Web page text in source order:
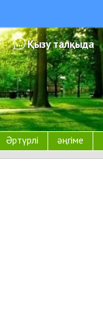
Қызу талқыда
Әртүрлі әңгіме